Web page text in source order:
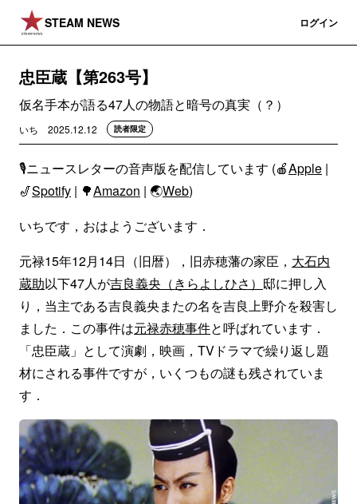
STEAM NEWS ログイン
忠臣蔵【第263号】
仮名手本が語る47人の物語と暗号の真実（？）
いち 2025.12.12 読者限定
🎙️ニュースレターの音声版を配信しています (🍎Apple |
🎷Spotify | 🌳Amazon | 🌏Web)
いちです，おはようございます．
元禄15年12月14日（旧暦），旧赤穂藩の家臣， 大石内
蔵助以下47人が吉良義央（きらよしひさ） 邸に押し入
り，当主である吉良義央またの名を吉良上野介を殺害し
ました．この事件は元禄赤穂事件と呼ばれています．
「忠臣蔵」として演劇，映画，TVドラマで繰り返し題
材にされる事件ですが，いくつもの謎も残されていま
す．